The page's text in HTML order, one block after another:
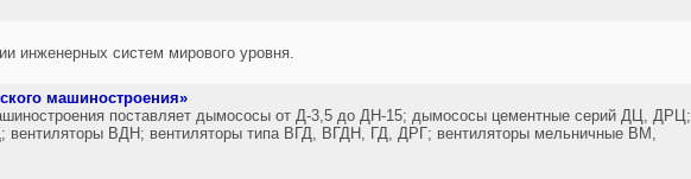
систем мирового уровня.
машиностроения»
поставляет дымососы от Д-3,5 до ДН-15; дымососы цементные серий ДЦ, ДРЦ;
ВДН; вентиляторы типа ВГД, ВГДН, ГД, ДРГ; вентиляторы мельничные ВМ,